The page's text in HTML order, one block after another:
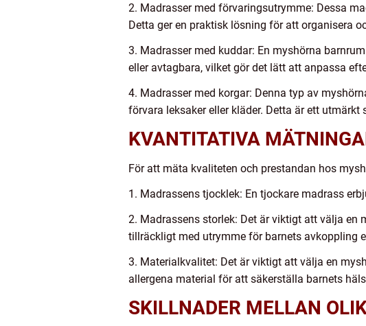
2. Madrasser med förvaringsutrymme: Dessa
Detta ger en praktisk lösning för att organisera
3. Madrasser med kuddar: En myshörna
eller avtagbara, vilket gör det lätt att anpassa
4. Madrasser med korgar: Denna typ av
förvara leksaker eller kläder. Detta är ett
KVANTITATIVA
För att mäta kvaliteten och prestandan hos
1. Madrassens tjocklek: En tjockare madrass
2. Madrassens storlek: Det är viktigt att välja
tillräckligt med utrymme för barnets avkoppling
3. Materialkvalitet: Det är viktigt att välja en
allergena material för att säkerställa barnets
SKILLNADER MELLAN